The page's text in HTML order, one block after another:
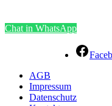
Chat in WhatsApp
AGB
Impressum
Datenschutz